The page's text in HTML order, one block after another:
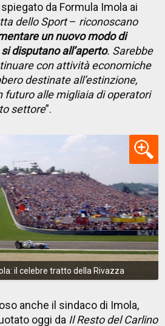
da Formula Imola ai
dello Sport– riconoscano
un nuovo modo di
disputano all’aperto. Sarebbe
con attività economiche
destinate all’estinzione,
futuro alle migliaia di operatori
settore”.
il celebre tratto della Rivazza
anche il sindaco di Imola,
oggi da Il Resto del Carlino